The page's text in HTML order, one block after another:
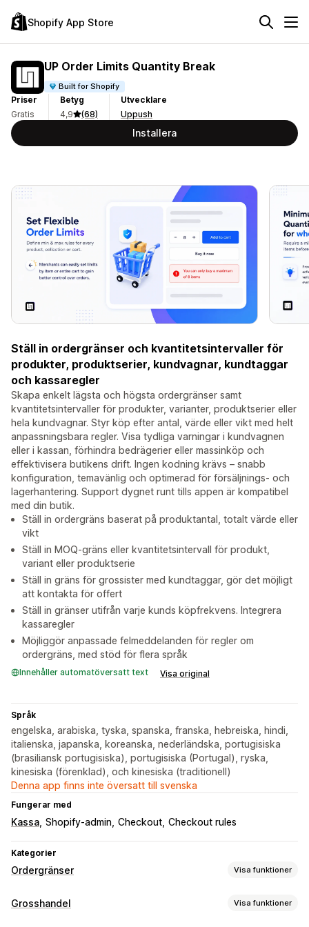
Shopify App Store
UP Order Limits Quantity Break
Built for Shopify
Priser
Gratis
Betyg
4,9
(68)
Utvecklare
Uppush
Installera
Ställ in ordergränser och kvantitetsintervaller för
produkter, produktserier, kundvagnar, kundtaggar
och kassaregler
Skapa enkelt lägsta och högsta ordergränser samt
kvantitetsintervaller för produkter, varianter, produktserier eller
hela kundvagnar. Styr köp efter antal, värde eller vikt med helt
anpassningsbara regler. Visa tydliga varningar i kundvagnen
eller i kassan, förhindra bedrägerier eller massinköp och
effektivisera butikens drift. Ingen kodning krävs – snabb
konfiguration, temavänlig och optimerad för försäljnings- och
lagerhantering. Support dygnet runt tills appen är kompatibel
med din butik.
Ställ in ordergräns baserat på produktantal, totalt värde eller
vikt
Ställ in MOQ-gräns eller kvantitetsintervall för produkt,
variant eller produktserie
Ställ in gräns för grossister med kundtaggar, gör det möjligt
att kontakta för offert
Ställ in gränser utifrån varje kunds köpfrekvens. Integrera
kassaregler
Möjliggör anpassade felmeddelanden för regler om
ordergräns, med stöd för flera språk
Innehåller automatöversatt text Visa original
Språk
engelska, arabiska, tyska, spanska, franska, hebreiska, hindi,
italienska, japanska, koreanska, nederländska, portugisiska
(brasiliansk portugisiska), portugisiska (Portugal), ryska,
kinesiska (förenklad), och kinesiska (traditionell)
Denna app finns inte översatt till svenska
Fungerar med
Kassa Shopify-admin Checkout Checkout rules
Kategorier
Ordergränser Visa funktioner
Gränsregler
Grosshandel Visa funktioner